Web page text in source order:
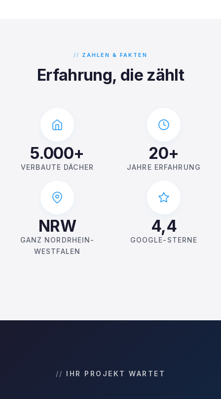
ZAHLEN & FAKTEN
Erfahrung, die zählt
5.000+
VERBAUTE DÄCHER
20+
JAHRE ERFAHRUNG
NRW
GANZ NORDRHEIN-
WESTFALEN
4,4
GOOGLE-STERNE
IHR PROJEKT WARTET